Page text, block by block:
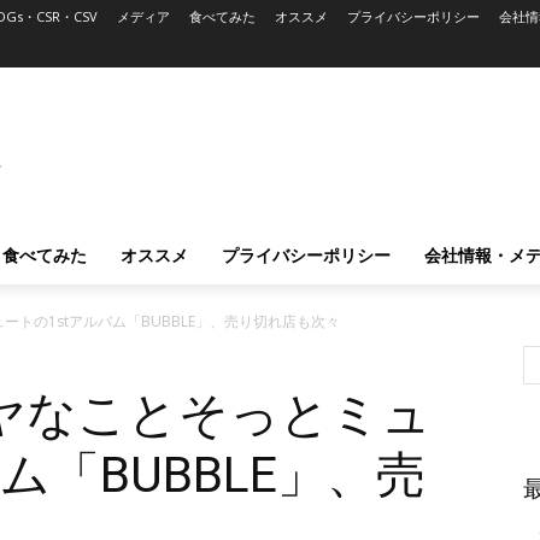
・CSR・CSV メディア 食べてみた オススメ プライバシーポリシー 会社
食べてみた オススメ プライバシーポリシー 会社情報・メ
トの1stアルバム「BUBBLE」、売り切れ店も次々
なことそっとミュ
「BUBBLE」、売